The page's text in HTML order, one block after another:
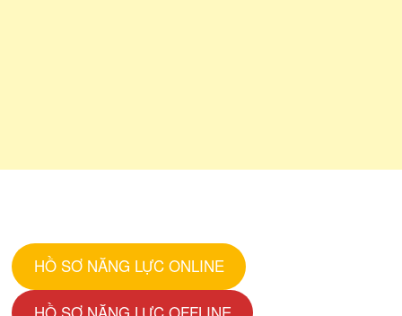
HỒ SƠ NĂNG LỰC ONLINE